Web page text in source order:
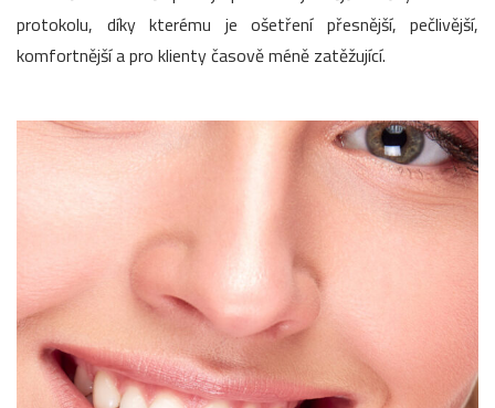
protokolu, díky kterému je ošetření přesnější, pečlivější,
komfortnější a pro klienty časově méně zatěžující.